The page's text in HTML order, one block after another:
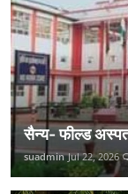
सैन्य- फील्ड
suadmin Jul 22, 2026